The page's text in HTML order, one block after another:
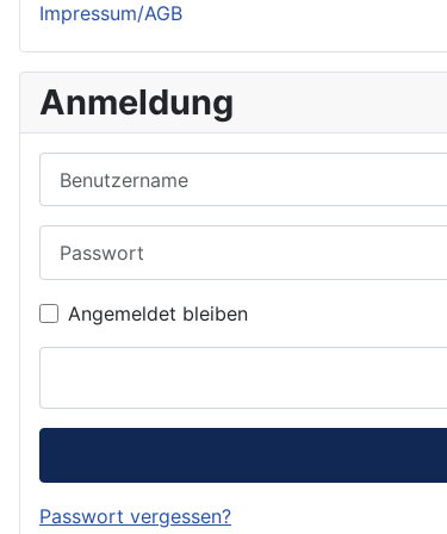
Impressum/AGB
Anmeldung
Angemeldet bleiben
Passwort vergessen?